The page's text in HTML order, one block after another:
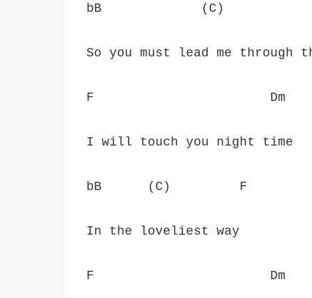
bB             (C)
So you must lead me through
F                       Dm
I will touch you night time
bB      (C)         F
In the loveliest way
F                       Dm